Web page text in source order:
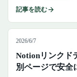
記事を読む
2026/6/7
Notionリンクド
別ページで安全